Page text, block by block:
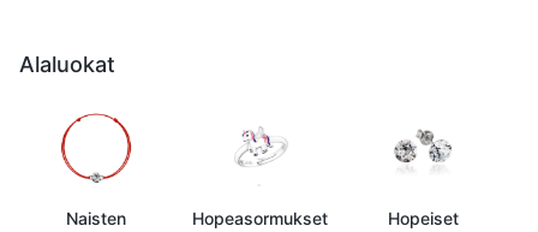
Alaluokat
Naisten
Hopeasormukset
Hopeiset